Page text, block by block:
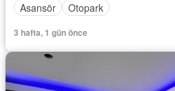
Asansör
Otopark
3 hafta, 1 gün önce